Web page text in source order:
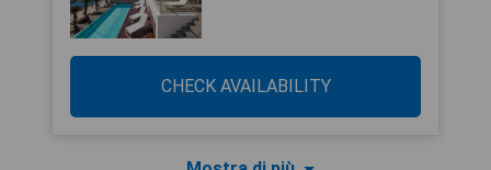
CHECK AVAILABILITY